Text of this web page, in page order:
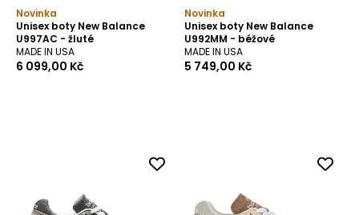
Novinka
Unisex boty New Balance
U997AC - žluté
MADE IN USA
6 099,00 Kč
Novinka
Unisex boty New Balance
U992MM - béžové
MADE IN USA
5 749,00 Kč